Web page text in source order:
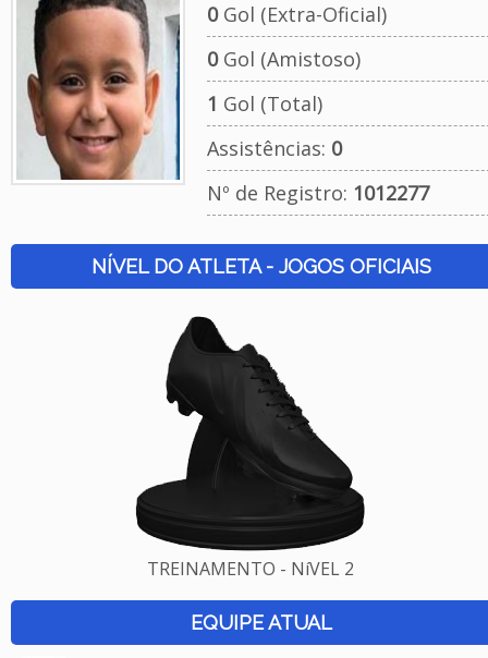
0Gol (Extra-Oficial)
0Gol (Amistoso)
1 Gol (Total)
Assistências: 0
Nº de Registro: 1012277
NÍVEL DO ATLETA - JOGOS OFICIAIS
TREINAMENTO - NíVEL 2
EQUIPE ATUAL